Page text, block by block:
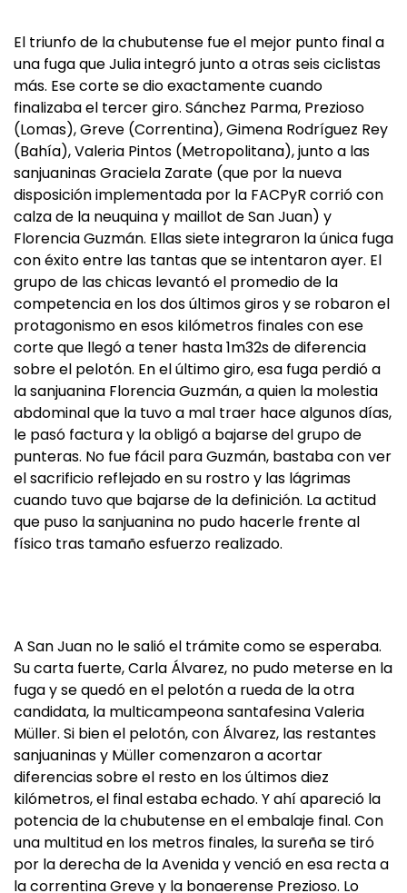
El triunfo de la chubutense fue el mejor punto final a
una fuga que Julia integró junto a otras seis ciclistas
más. Ese corte se dio exactamente cuando
finalizaba el tercer giro. Sánchez Parma, Prezioso
(Lomas), Greve (Correntina), Gimena Rodríguez Rey
(Bahía), Valeria Pintos (Metropolitana), junto a las
sanjuaninas Graciela Zarate (que por la nueva
disposición implementada por la FACPyR corrió con
calza de la neuquina y maillot de San Juan) y
Florencia Guzmán. Ellas siete integraron la única fuga
con éxito entre las tantas que se intentaron ayer. El
grupo de las chicas levantó el promedio de la
competencia en los dos últimos giros y se robaron el
protagonismo en esos kilómetros finales con ese
corte que llegó a tener hasta 1m32s de diferencia
sobre el pelotón. En el último giro, esa fuga perdió a
la sanjuanina Florencia Guzmán, a quien la molestia
abdominal que la tuvo a mal traer hace algunos días,
le pasó factura y la obligó a bajarse del grupo de
punteras. No fue fácil para Guzmán, bastaba con ver
el sacrificio reflejado en su rostro y las lágrimas
cuando tuvo que bajarse de la definición. La actitud
que puso la sanjuanina no pudo hacerle frente al
físico tras tamaño esfuerzo realizado.
A San Juan no le salió el trámite como se esperaba.
Su carta fuerte, Carla Álvarez, no pudo meterse en la
fuga y se quedó en el pelotón a rueda de la otra
candidata, la multicampeona santafesina Valeria
Müller. Si bien el pelotón, con Álvarez, las restantes
sanjuaninas y Müller comenzaron a acortar
diferencias sobre el resto en los últimos diez
kilómetros, el final estaba echado. Y ahí apareció la
potencia de la chubutense en el embalaje final. Con
una multitud en los metros finales, la sureña se tiró
por la derecha de la Avenida y venció en esa recta a
la correntina Greve y la bonaerense Prezioso. Lo